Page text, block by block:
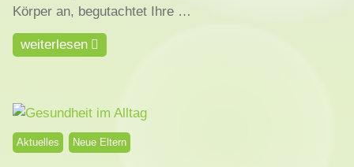
Körper an, begutachtet Ihre …
weiterlesen
Aktuelles Neue Eltern